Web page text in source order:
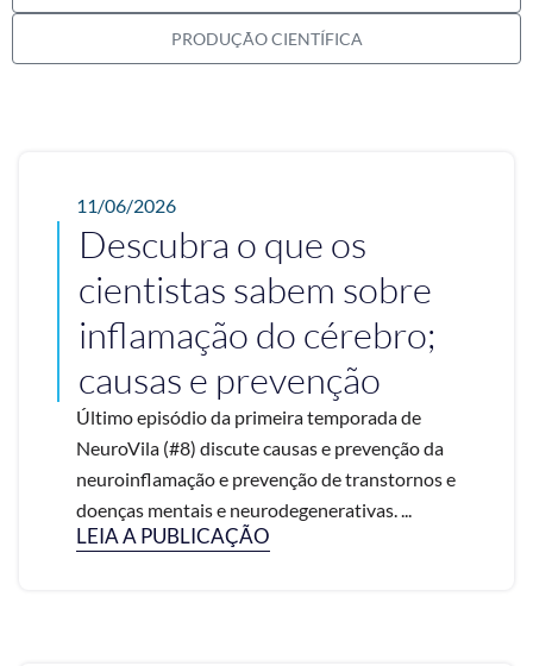
PRODUÇÃO CIENTÍFICA
11/06/2026
Descubra o que os
cientistas sabem sobre
inflamação do cérebro;
causas e prevenção
Último episódio da primeira temporada de
NeuroVila (#8) discute causas e prevenção da
neuroinflamação e prevenção de transtornos e
doenças mentais e neurodegenerativas. ...
LEIA A PUBLICAÇÃO